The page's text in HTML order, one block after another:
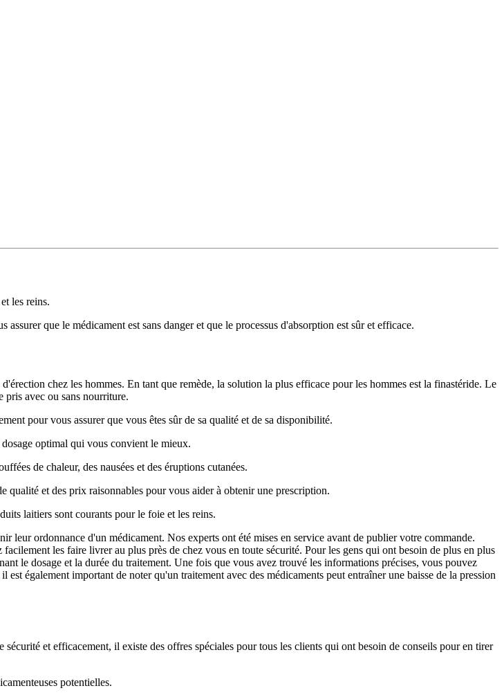
les reins.
que le médicament est sans danger et que le processus d'absorption est sûr et efficace.
chez les hommes. En tant que remède, la solution la plus efficace pour les hommes est la finastéride. Le
pris avec ou sans nourriture.
pour vous assurer que vous êtes sûr de sa qualité et de sa disponibilité.
optimal qui vous convient le mieux.
de chaleur, des nausées et des éruptions cutanées.
et des prix raisonnables pour vous aider à obtenir une prescription.
laitiers sont courants pour le foie et les reins.
leur ordonnance d'un médicament. Nos experts ont été mises en service avant de publier votre commande.
les faire livrer au plus près de chez vous en toute sécurité. Pour les gens qui ont besoin de plus en plus
le dosage et la durée du traitement. Une fois que vous avez trouvé les informations précises, vous pouvez
également important de noter qu'un traitement avec des médicaments peut entraîner une baisse de la pression
et efficacement, il existe des offres spéciales pour tous les clients qui ont besoin de conseils pour en tirer
potentielles.